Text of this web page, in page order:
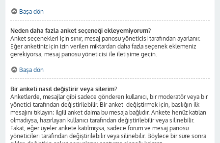
Başa dön
Neden daha fazla anket seçeneği ekleyemiyorum?
Anket seçenekleri için sınır, mesaj panosu yöneticisi tarafından ayarlanır.
Eğer anketiniz için izin verilen miktardan daha fazla seçenek eklemeniz
gerekiyorsa, mesaj panosu yöneticisi ile iletişime geçin.
Başa dön
Bir anketi nasıl değiştirir veya silerim?
Anketlerde, mesajlar gibi sadece gönderen kullanıcı, bir moderatör veya bir
yönetici tarafından değiştirilebilir. Bir anketi değiştirmek için, başlığın ilk
mesajını tıklayın; ilgili anket daima bu mesaja bağlıdır. Ankete henüz katılan
olmadıysa, hazırlayan kullanıcı tarafından değiştirilebilir veya silinebilir.
Fakat, eğer üyeler ankete katılmışsa, sadece forum ve mesaj panosu
yöneticileri tarafından değiştirilebilir veya silinebilir. Böylece bir süre sonra